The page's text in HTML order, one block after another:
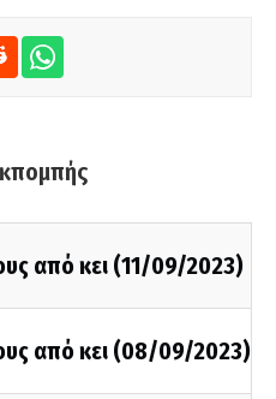
από κει (11/09/2023)
από κει (08/09/2023)